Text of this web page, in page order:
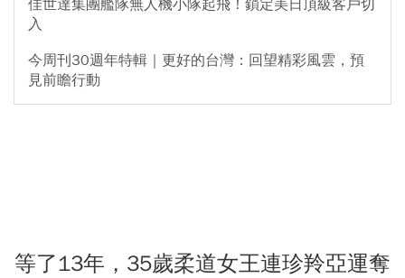
佳世達集團艦隊無人機小隊起飛！鎖定美日頂級客戶切
入
今周刊30週年特輯｜更好的台灣：回望精彩風雲，預
見前瞻行動
等了13年，35歲柔道女王連珍羚亞運奪